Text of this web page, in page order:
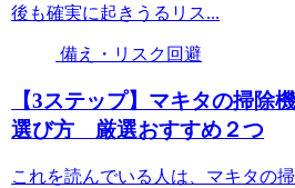
後も確実に起きうるリス...
備え・リスク回避
【3ステップ】マキタの掃除
選び方 厳選おすすめ２つ
これを読んでいる人は、マキタの